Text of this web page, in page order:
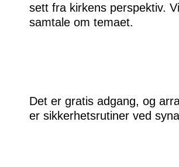
sett fra kirkens perspektiv.
samtale om temaet.
Det er gratis adgang, og
er sikkerhetsrutiner ved